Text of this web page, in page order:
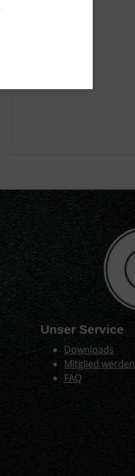
Unser Service
Downloads
Mitglied werden
FAQ